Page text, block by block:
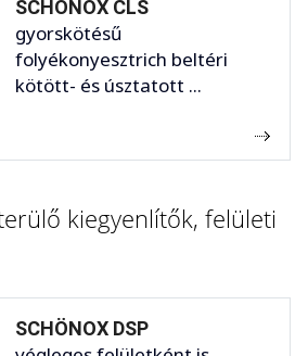
SCHÖNOX CLS
gyorskötésű
folyékonyesztrich beltéri
kötött- és úsztatott ...
kiegyenlítők, felületi
SCHÖNOX DSP